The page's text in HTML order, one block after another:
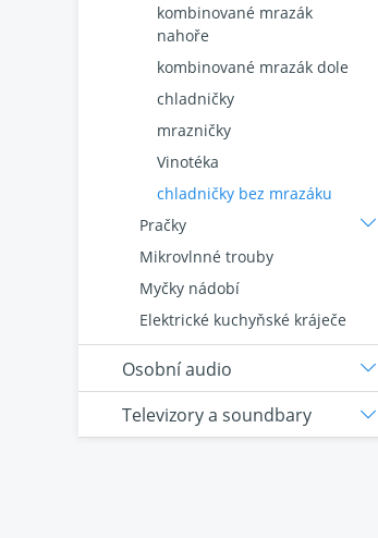
kombinované mrazák
nahoře
kombinované mrazák dole
chladničky
mrazničky
Vinotéka
chladničky bez mrazáku
Pračky
Mikrovlnné trouby
Myčky nádobí
Elektrické kuchyňské kráječe
Osobní audio
Televizory a soundbary